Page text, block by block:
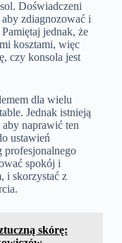
Doświadczeni
zdiagnozować i
jednak, że
kosztami, więc
czy konsola jest
dla wielu
Jednak istnieją
naprawić ten
ustawień
profesjonalnego
spokój i
i skorzystać z
skórę: